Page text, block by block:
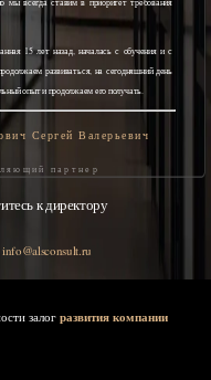
мы всегда ставим в приоритет требования
15 лет назад, началась с обучения и с
развиваться, на сегодняшний день
опыт и продолжаем его получать.
Сергей Валерьевич
партнер
к директору
info@alsconsult.ru
залог развития компании